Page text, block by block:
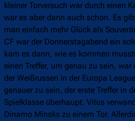
kleiner Torversuch war durch einen
war es aber dann auch schon. Es
man einfach mehr Glück als
CF war der Donnerstagabend ein
kam es dann, wie es kommen
einen Treffer, um genau zu sein, war
der Weißrussen in der Europa
genauer zu sein, der erste Treffer in
Spielklasse überhaupt. Vitus
Dinamo Minsks zu einem Tor.